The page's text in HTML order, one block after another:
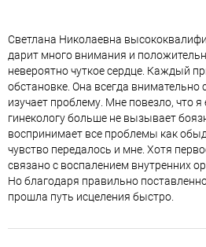
Светлана Николаевна
дарит много внимания и
невероятно чуткое сердце. Каждый
обстановке. Она всегда внимательно
изучает проблему. Мне повезло, что я
гинекологу больше не вызывает
воспринимает все проблемы как
чувство передалось и мне. Хотя
связано с воспалением внутренних
Но благодаря правильно
прошла путь исцеления быстро.